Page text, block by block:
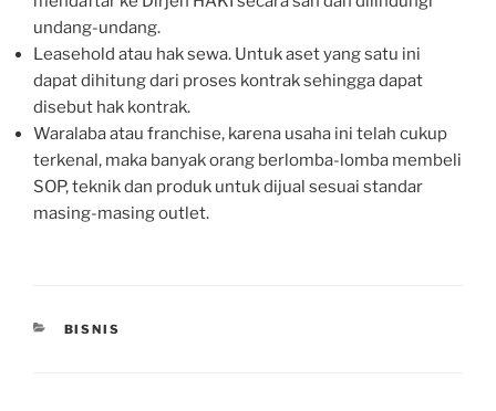
undang-undang.
Leasehold atau hak sewa. Untuk aset yang satu ini
dapat dihitung dari proses kontrak sehingga dapat
disebut hak kontrak.
Waralaba atau franchise, karena usaha ini telah cukup
terkenal, maka banyak orang berlomba-lomba membeli
SOP, teknik dan produk untuk dijual sesuai standar
masing-masing outlet.
CATEGORIES
BISNIS